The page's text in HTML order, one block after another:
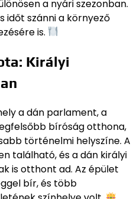
a nyári szezonban.
szánni a környező
is.
Királyi
a dán parlament, a
bíróság otthona,
történelmi helyszíne. A
található, és a dán királyi
is otthont ad. Az épület
bír, és több